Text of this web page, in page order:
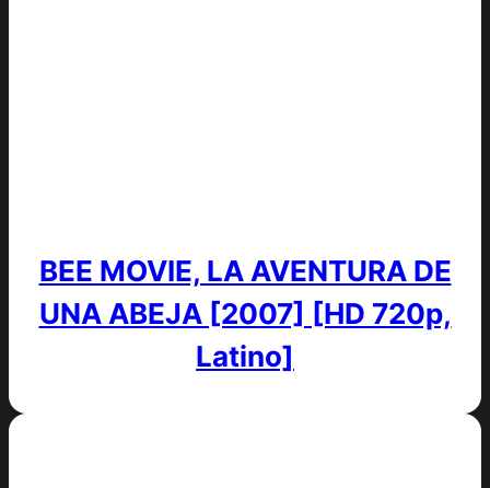
BEE MOVIE, LA AVENTURA DE
UNA ABEJA [2007] [HD 720p,
Latino]